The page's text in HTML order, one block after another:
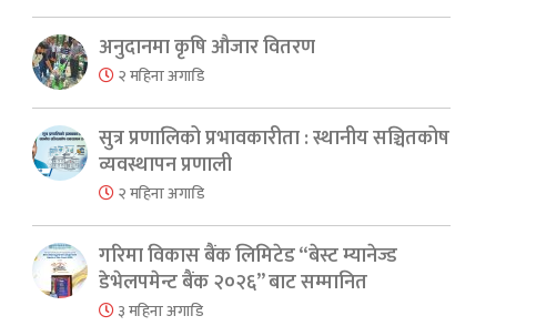
अनुदानमा कृषि औजार वितरण
२ महिना अगाडि
सुत्र प्रणालिको प्रभावकारीता : स्थानीय सञ्चितकोष
व्यवस्थापन प्रणाली
२ महिना अगाडि
गरिमा विकास बैंक लिमिटेड “बेस्ट म्यानेज्ड
डेभेलपमेन्ट बैंक २०२६” बाट सम्मानित
३ महिना अगाडि